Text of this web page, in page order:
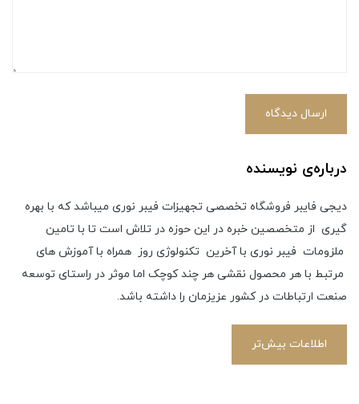
ارسال دیدگاه
درباره‌ی نویسنده
دیجی فایبر فروشگاه تخصصی تجهیزات فیبر نوری میباشد که با بهره
گیری از متخصصین خبره در این حوزه در تلاش است تا با تامین
ملزومات فیبر نوری با آخرین تکنولوژی روز همراه با آموزش های
مرتبط با هر محصول نقشی هر چند کوچک اما موثر در راستای توسعه
صنعت ارتباطات در کشور عزیزمان را داشته باشد.
اطلاعات بیش‌تر